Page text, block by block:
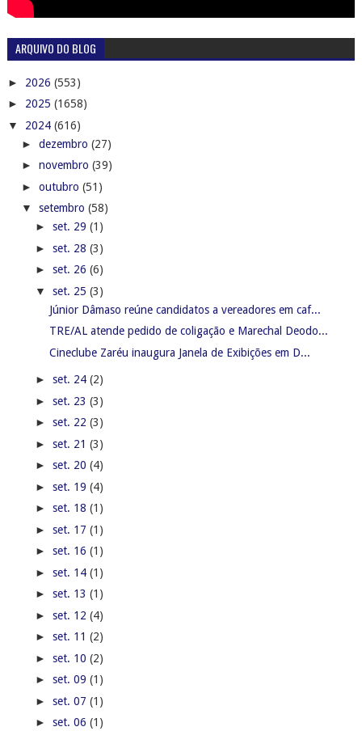
ARQUIVO DO BLOG
► 2026 (553)
► 2025 (1658)
▼ 2024 (616)
► dezembro (27)
► novembro (39)
► outubro (51)
▼ setembro (58)
► set. 29 (1)
► set. 28 (3)
► set. 26 (6)
▼ set. 25 (3)
Júnior Dâmaso reúne candidatos a vereadores em caf...
TRE/AL atende pedido de coligação e Marechal Deodo...
Cineclube Zaréu inaugura Janela de Exibições em D...
► set. 24 (2)
► set. 23 (3)
► set. 22 (3)
► set. 21 (3)
► set. 20 (4)
► set. 19 (4)
► set. 18 (1)
► set. 17 (1)
► set. 16 (1)
► set. 14 (1)
► set. 13 (1)
► set. 12 (4)
► set. 11 (2)
► set. 10 (2)
► set. 09 (1)
► set. 07 (1)
► set. 06 (1)